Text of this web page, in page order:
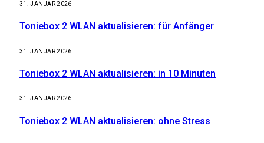
31. JANUAR 2026
Toniebox 2 WLAN aktualisieren: für Anfänger
31. JANUAR 2026
Toniebox 2 WLAN aktualisieren: in 10 Minuten
31. JANUAR 2026
Toniebox 2 WLAN aktualisieren: ohne Stress